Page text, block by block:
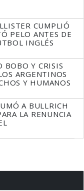
CUMPLIÓ
PELO ANTES DE
INGLÉS
BOBO Y CRISIS
ARGENTINOS
Y HUMANOS
A BULLRICH
LA RENUNCIA